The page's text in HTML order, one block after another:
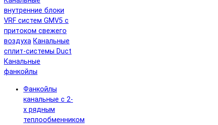
внутренние блоки
VRF систем GMV5 с
притоком свежего
воздуха Канальные
сплит-системы Duct
Канальные
фанкойлы
Фанкойлы
канальные с 2-
х рядным
теплообменником